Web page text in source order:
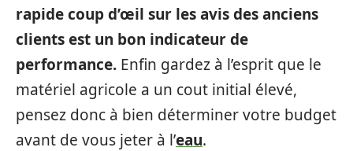
rapide coup d’œil sur les avis des anciens
clients est un bon indicateur de
performance. Enfin gardez à l’esprit que le
matériel agricole a un cout initial élevé,
pensez donc à bien déterminer votre budget
avant de vous jeter à l’eau.